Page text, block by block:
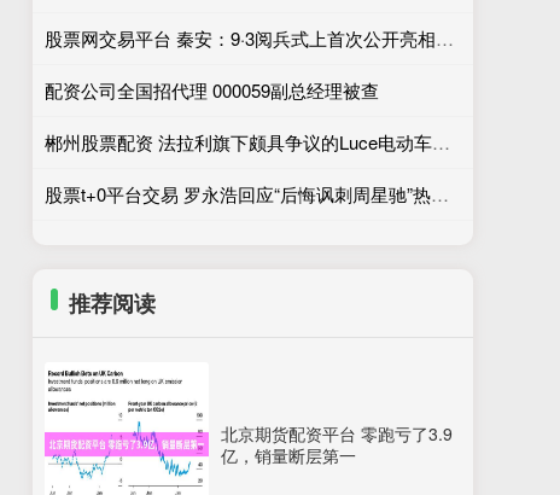
股票网交易平台 秦安：9·3阅兵式上首次公开亮相的无人战艇，批量驰骋近海，美国坐不住
配资公司全国招代理 000059副总经理被查
郴州股票配资 法拉利旗下颇具争议的Luce电动车型上市仅两个月，便达成2026年度销售目标
股票t+0平台交易 罗永浩回应“后悔讽刺周星驰”热搜：疑为电影宣发团队炒作
推荐阅读
北京期货配资平台 零跑亏了3.9
亿，销量断层第一